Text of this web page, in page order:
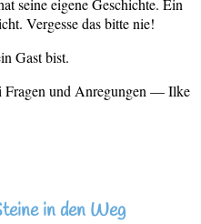
Vergesse das bitte nie!
Gast bist.
Fragen und Anregungen — Ilke
in den Weg